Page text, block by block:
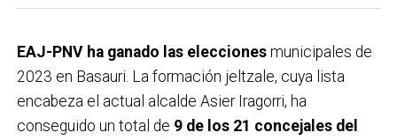
EAJ-PNV ha ganado las eleccionesmunicipales de
2023 en Basauri. La formación jeltzale, cuya lista
encabeza el actual alcalde Asier Iragorri, ha
conseguido un total de 9 de los 21 concejales del